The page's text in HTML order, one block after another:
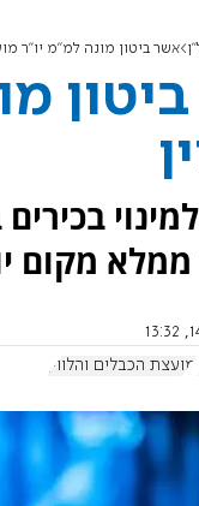
אשר ביטון מונה למ"מ יו"ר
מקום
מועצת הכבלים והלווין